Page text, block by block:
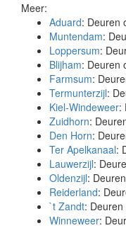
Meer:
Aduard: Deuren
Muntendam:
Loppersum:
Blijham: Deuren
Farmsum:
Termunterzijl:
Kiel-Windeweer:
Zuidhorn:
Den Horn:
Ter Apelkanaal:
Lauwerzijl:
Oldenzijl:
Reiderland:
`t Zandt:
Winneweer: